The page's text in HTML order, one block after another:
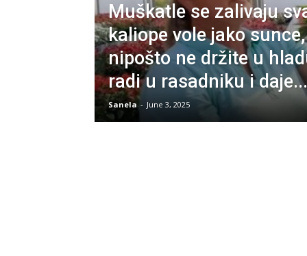
Muškatle se zalivaju
kaliope vole jako
nipošto ne držite u
radi u rasadniku i daje...
Sanela - June 3, 2025